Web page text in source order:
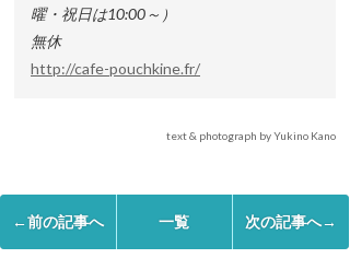
曜・祝日は10:00～）
無休
http://cafe-pouchkine.fr/
text & photograph by Yukino Kano
←前の記事へ 一覧 次の記事へ→